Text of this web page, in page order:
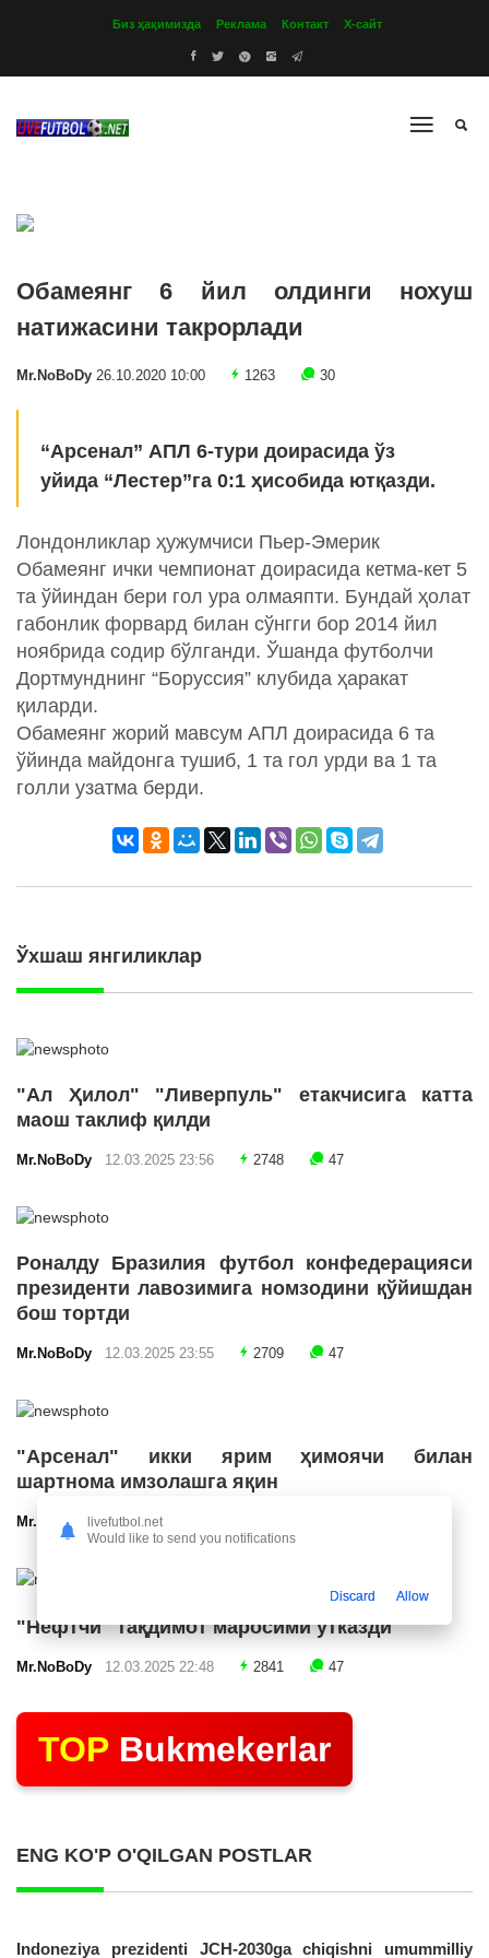
Биз ҳақимизда Реклама Контакт Х-сайт
Обамеянг 6 йил олдинги нохуш
натижасини такрорлади
Mr.NoBoDy 26.10.2020 10:00 1263 30
“Арсенал” АПЛ 6-тури доирасида ўз
уйида “Лестер”га 0:1 ҳисобида ютқазди.
Лондонликлар ҳужумчиси Пьер-Эмерик
Обамеянг ички чемпионат доирасида кетма-кет 5
та ўйиндан бери гол ура олмаяпти. Бундай ҳолат
габонлик форвард билан сўнгги бор 2014 йил
ноябрида содир бўлганди. Ўшанда футболчи
Дортмунднинг “Боруссия” клубида ҳаракат
қиларди.
Обамеянг жорий мавсум АПЛ доирасида 6 та
ўйинда майдонга тушиб, 1 та гол урди ва 1 та
голли узатма берди.
Ўхшаш янгиликлар
"Ал Ҳилол" "Ливерпуль" етакчисига катта
маош таклиф қилди
Mr.NoBoDy 12.03.2025 23:56 2748 47
Роналду Бразилия футбол конфедерацияси
президенти лавозимига номзодини қўйишдан
бош тортди
Mr.NoBoDy 12.03.2025 23:55 2709 47
"Арсенал" икки ярим ҳимоячи билан
шартнома имзолашга яқин
Mr.NoBoDy12.03.2025 23:24
"Нефтчи" тақдимот маросими ўтказди
Mr.NoBoDy 12.03.2025 22:48 2841 47
TOP Bukmekerlar
ENG KO'P O'QILGAN POSTLAR
Indoneziya prezidenti JCH-2030ga chiqishni umummilliy
livefutbol.net
Would like to send you notifications
Discard Allow